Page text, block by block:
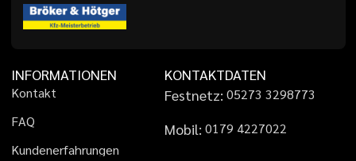
INFORMATIONEN
Kontakt
FAQ
Kundenerfahrungen
KONTAKTDATEN
Festnetz: 05273 3298773
Mobil: 01 79 4227022